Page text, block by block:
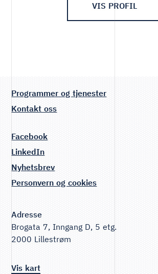
VIS PROFIL
Programmer og tjenester
Kontakt oss
Facebook
LinkedIn
Nyhetsbrev
Personvern og cookies
Adresse
Brogata 7, Inngang D, 5 etg.
2000 Lillestrøm
Vis kart